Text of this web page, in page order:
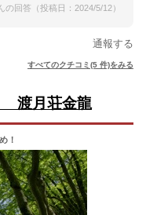
の回答（投稿日：2024/5/12）
通報する
すべてのクチコミ(5 件)をみる
渡月荘金龍
！